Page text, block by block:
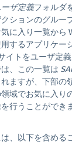
ーザ定義フォルダ
ションのグルー
に入り一覧から
するアプリケー
イトをユーザ定
、この一覧は
れますが、下部の
域でお気に入り
行うことができ
、以下を含める